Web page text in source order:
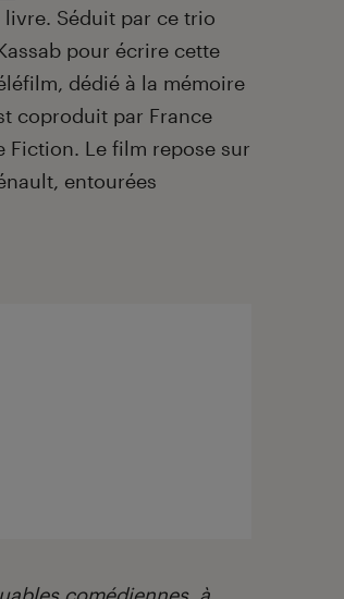
livre. Séduit par ce trio
pour écrire cette
dédié à la mémoire
coproduit par France
Fiction. Le film repose sur
entourées